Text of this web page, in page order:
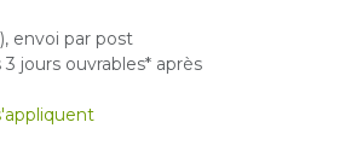
envoi par post
jours ouvrables* après